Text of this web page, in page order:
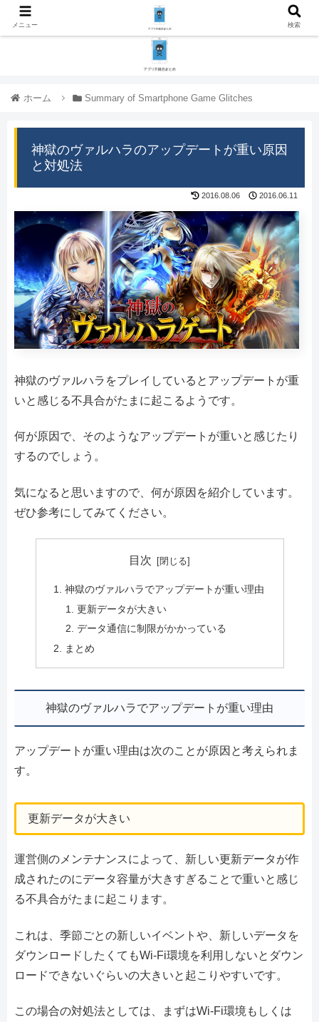
ホーム Summary of Smartphone Game Glitches
神獄のヴァルハラのアップデートが重い原因
と対処法
2016.08.06 2016.06.11
神獄のヴァルハラをプレイしているとアップデートが重
いと感じる不具合がたまに起こるようです。
何が原因で、そのようなアップデートが重いと感じたり
するのでしょう。
気になると思いますので、何が原因を紹介しています。
ぜひ参考にしてみてください。
目次
神獄のヴァルハラでアップデートが重い理由
更新データが大きい
データ通信に制限がかかっている
まとめ
神獄のヴァルハラでアップデートが重い理由
アップデートが重い理由は次のことが原因と考えられま
す。
更新データが大きい
運営側のメンテナンスによって、新しい更新データが作
成されたのにデータ容量が大きすぎることで重いと感じ
る不具合がたまに起こります。
これは、季節ごとの新しいイベントや、新しいデータを
ダウンロードしたくてもWi-Fi環境を利用しないとダウン
ロードできないぐらいの大きいと起こりやすいです。
この場合の対処法としては、まずはWi-Fi環境もしくは
メニュー 検索